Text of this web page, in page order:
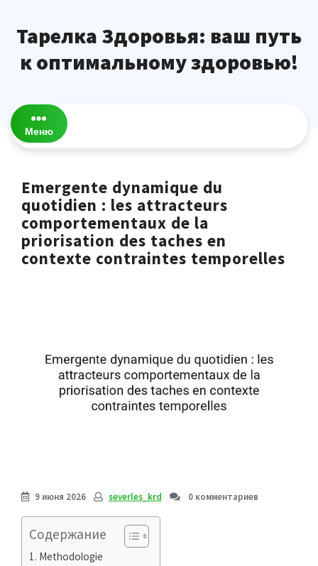
содержимому
Тарелка Здоровья: ваш путь
к оптимальному здоровью!
Меню
Emergente dynamique du
quotidien : les attracteurs
comportementaux de la
priorisation des taches en
contexte contraintes temporelles
9 июня 2026 severles_krd 0 комментариев
Содержание
Methodologie